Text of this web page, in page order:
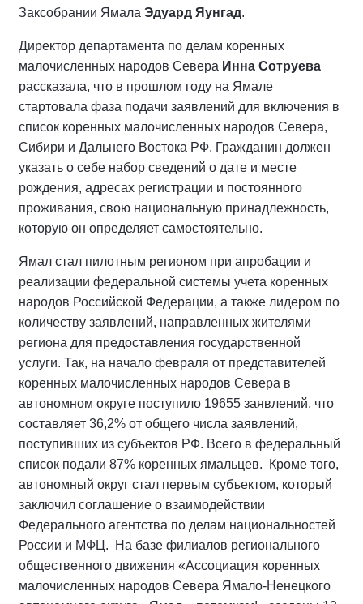
Заксобрании Ямала Эдуард Яунгад.
Директор департамента по делам коренных
малочисленных народов Севера Инна Сотруева
рассказала, что в прошлом году на Ямале
стартовала фаза подачи заявлений для включения в
список коренных малочисленных народов Севера,
Сибири и Дальнего Востока РФ. Гражданин должен
указать о себе набор сведений о дате и месте
рождения, адресах регистрации и постоянного
проживания, свою национальную принадлежность,
которую он определяет самостоятельно.
Ямал стал пилотным регионом при апробации и
реализации федеральной системы учета коренных
народов Российской Федерации, а также лидером по
количеству заявлений, направленных жителями
региона для предоставления государственной
услуги. Так, на начало февраля от представителей
коренных малочисленных народов Севера в
автономном округе поступило 19655 заявлений, что
составляет 36,2% от общего числа заявлений,
поступивших из субъектов РФ. Всего в федеральный
список подали 87% коренных ямальцев. Кроме того,
автономный округ стал первым субъектом, который
заключил соглашение о взаимодействии
Федерального агентства по делам национальностей
России и МФЦ. На базе филиалов регионального
общественного движения «Ассоциация коренных
малочисленных народов Севера Ямало-Ненецкого